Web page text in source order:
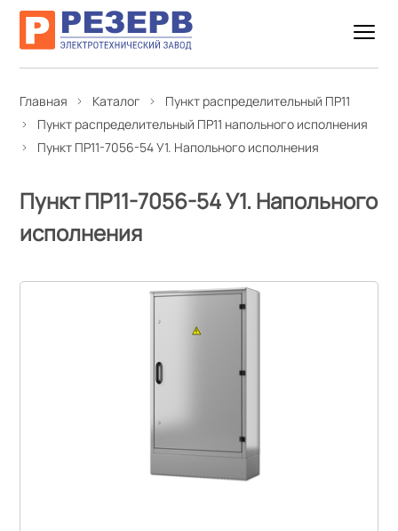
Главная Каталог
Пункт распределительный ПР11
Пункт распределительный ПР11 напольного исполнения
Пункт ПР11-7056-54 У1. Напольного исполнения
Пункт ПР11-7056-54 У1. Напольного
исполнения